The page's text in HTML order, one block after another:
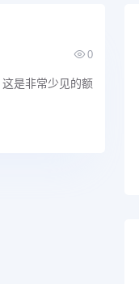
0
是非常少见的额